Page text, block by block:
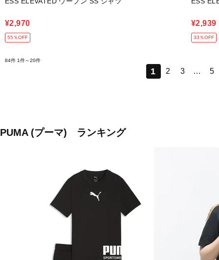
¥2,970
55％OFF
¥2,939
33％OFF
84件 1件～20件
1 2 3 … 5
PUMA (プーマ) ランキング